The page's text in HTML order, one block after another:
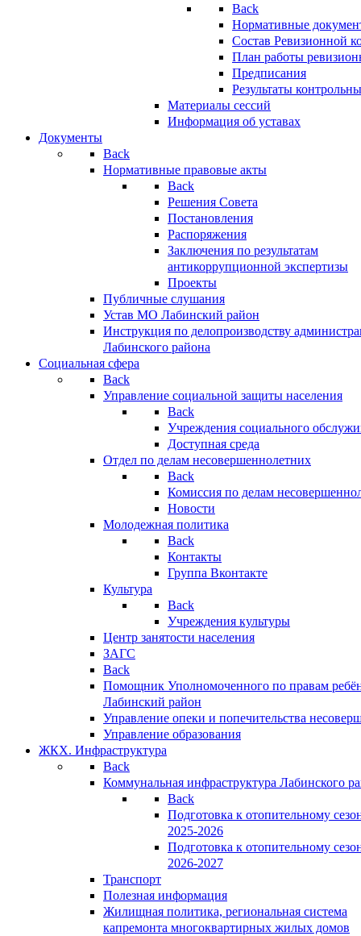
Back
Нормативные
Состав Ревизионной
План работы
Предписания
Результаты
Материалы сессий
Информация об уставах
Документы
Back
Нормативные правовые акты
Back
Решения Совета
Постановления
Распоряжения
Заключения по результатам
антикоррупционной экспертизы
Проекты
Публичные слушания
Устав МО Лабинский район
Инструкция по делопроизводству
Лабинского района
Социальная сфера
Back
Управление социальной защиты населения
Back
Учреждения социального
Доступная среда
Отдел по делам несовершеннолетних
Back
Комиссия по делам
Новости
Молодежная политика
Back
Контакты
Группа Вконтакте
Культура
Back
Учреждения культуры
Центр занятости населения
ЗАГС
Back
Помощник Уполномоченного по правам
Лабинский район
Управление опеки и попечительства
Управление образования
ЖКХ. Инфраструктура
Back
Коммунальная инфраструктура Лабинского
Back
Подготовка к отопительному
2025-2026
Подготовка к отопительному
2026-2027
Транспорт
Полезная информация
Жилищная политика, региональная система
капремонта многоквартирных жилых домов